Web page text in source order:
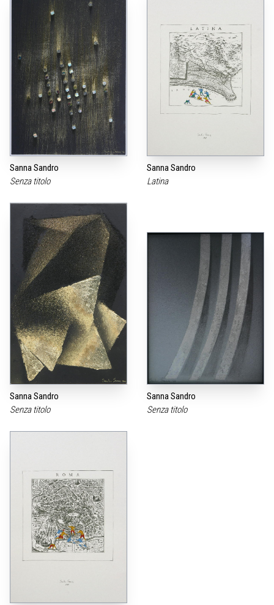
Sanna Sandro
Senza titolo
Sanna Sandro
Latina
Sanna Sandro
Senza titolo
Sanna Sandro
Senza titolo